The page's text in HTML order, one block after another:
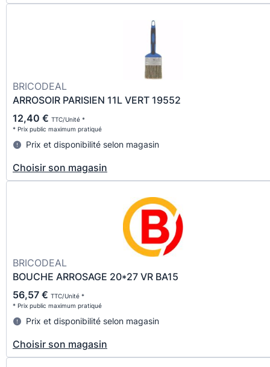
BRICODEAL
ARROSOIR PARISIEN 11L VERT 19552
12,40 € TTC/Unité *
* Prix public maximum pratiqué
Prix et disponibilité selon magasin
Choisir son magasin
BRICODEAL
BOUCHE ARROSAGE 20*27 VR BA15
56,57 € TTC/Unité *
* Prix public maximum pratiqué
Prix et disponibilité selon magasin
Choisir son magasin